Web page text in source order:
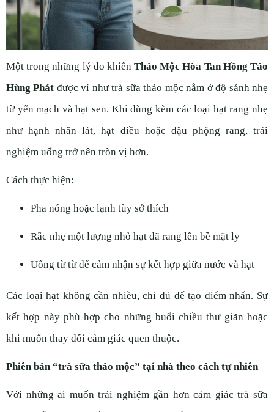
Một trong những lý do khiếnThảo Mộc Hòa Tan Hồng Táo
Hùng Phát được ví như trà sữa thảo mộc nằm ở độ sánh nhẹ
từ yến mạch và hạt sen. Khi dùng kèm các loại hạt rang nhẹ
như hạnh nhân lát, hạt điều hoặc đậu phộng rang, trải
nghiệm uống trở nên tròn vị hơn.
Cách thực hiện:
Pha nóng hoặc lạnh tùy sở thích
Rắc nhẹ một lượng nhỏ hạt đã rang lên bề mặt ly
Uống từ từ để cảm nhận sự kết hợp giữa nước và hạt
Các loại hạt không cần nhiều, chỉ đủ để tạo điểm nhấn. Sự
kết hợp này phù hợp cho những buổi chiều thư giãn hoặc
khi muốn thay đổi cảm giác quen thuộc.
Phiên bản “trà sữa thảo mộc” tại nhà theo cách tự nhiên
Với những ai muốn trải nghiệm gần hơn cảm giác trà sữa